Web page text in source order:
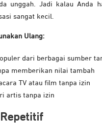
unggah. Jadi kalau Anda
sangat kecil.
Ulang:
dari berbagai sumber
memberikan nilai tambah
TV atau film tanpa izin
artis tanpa izin